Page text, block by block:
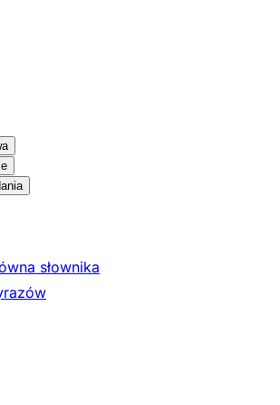
słownika